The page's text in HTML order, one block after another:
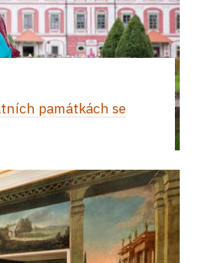
památkách se